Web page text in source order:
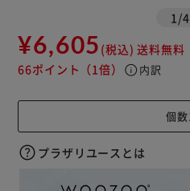
1 /4
¥6,605 (税込) 送料無料
66ポイント （1倍） info 内訳
プラザリユースとは